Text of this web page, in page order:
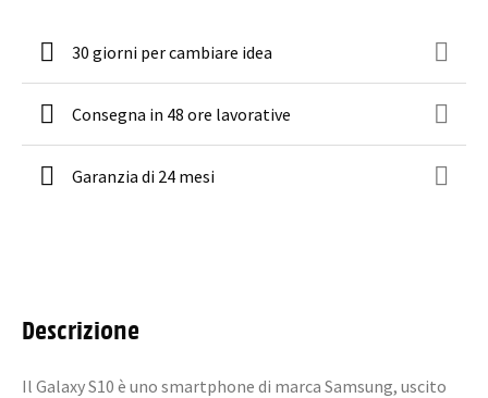
30 giorni per cambiare idea
Consegna in 48 ore lavorative
Garanzia di 24 mesi
Descrizione
Il Galaxy S10 è uno smartphone di marca Samsung, uscito